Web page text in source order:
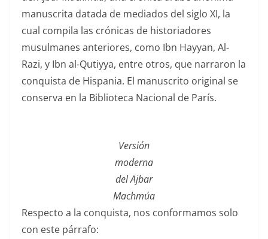
manuscrita datada de mediados del siglo XI, la
cual compila las crónicas de historiadores
musulmanes anteriores, como Ibn Hayyan, Al-
Razi, y Ibn al-Qutiyya, entre otros, que narraron la
conquista de Hispania. El manuscrito original se
conserva en la Biblioteca Nacional de París.
Versión
moderna
del Ajbar
Machmúa
Respecto a la conquista, nos conformamos solo
con este párrafo: